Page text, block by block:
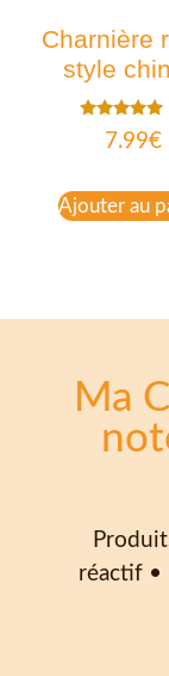
Charnière
style
Note
5.00
7.99€
Ajouter au
Ma
réactif •